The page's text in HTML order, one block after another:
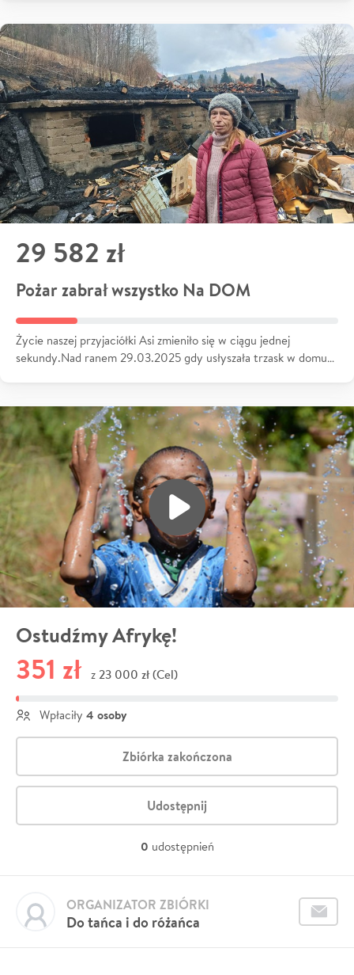
29 582 zł
Pożar zabrał wszystko Na DOM
Życie naszej przyjaciółki Asi zmieniło się w ciągu jednej
sekundy.Nad ranem 29.03.2025 gdy usłyszała trzask w domu…
Ostudźmy Afrykę!
351 zł z 23 000 zł (Cel)
Wpłaciły 4 osoby
Zbiórka zakończona
Udostępnij
0 udostępnień
Do tańca i do różańca
ORGANIZATOR ZBIÓRKI